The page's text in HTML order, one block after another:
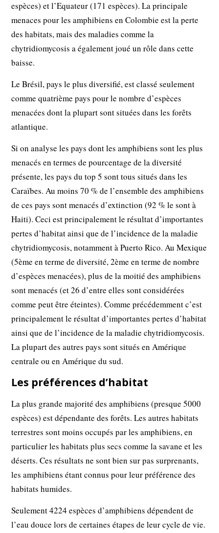
espèces) et l’Equateur (171 espèces). La principale
menaces pour les amphibiens en Colombie est la perte
des habitats, mais des maladies comme la
chytridiomycosis a également joué un rôle dans cette
baisse.
Le Brésil, pays le plus diversifié, est classé seulement
comme quatrième pays pour le nombre d’espèces
menacées dont la plupart sont situées dans les forêts
atlantique.
Si on analyse les pays dont les amphibiens sont les plus
menacés en termes de pourcentage de la diversité
présente, les pays du top 5 sont tous situés dans les
Caraïbes. Au moins 70 % de l’ensemble des amphibiens
de ces pays sont menacés d’extinction (92 % le sont à
Haiti). Ceci est principalement le résultat d’importantes
pertes d’habitat ainsi que de l’incidence de la maladie
chytridiomycosis, notamment à Puerto Rico. Au Mexique
(5ème en terme de diversité, 2ème en terme de nombre
d’espèces menacées), plus de la moitié des amphibiens
sont menacés (et 26 d’entre elles sont considérées
comme peut être éteintes). Comme précédemment c’est
principalement le résultat d’importantes pertes d’habitat
ainsi que de l’incidence de la maladie chytridiomycosis.
La plupart des autres pays sont situés en Amérique
centrale ou en Amérique du sud.
Les préférences d’habitat
La plus grande majorité des amphibiens (presque 5000
espèces) est dépendante des forêts. Les autres habitats
terrestres sont moins occupés par les amphibiens, en
particulier les habitats plus secs comme la savane et les
déserts. Ces résultats ne sont bien sur pas surprenants,
les amphibiens étant connus pour leur préférence des
habitats humides.
Seulement 4224 espèces d’amphibiens dépendent de
l’eau douce lors de certaines étapes de leur cycle de vie.